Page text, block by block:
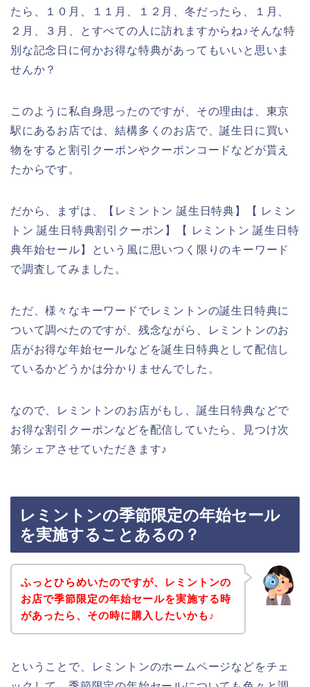
たら、１０月、１１月、１２月、冬だったら、１月、
２月、３月、とすべての人に訪れますからね♪そんな特
別な記念日に何かお得な特典があってもいいと思いま
せんか？
このように私自身思ったのですが、その理由は、東京
駅にあるお店では、結構多くのお店で、誕生日に買い
物をすると割引クーポンやクーポンコードなどが貰え
たからです。
だから、まずは、【レミントン 誕生日特典】【 レミン
トン 誕生日特典割引クーポン】【 レミントン 誕生日特
典年始セール】という風に思いつく限りのキーワード
で調査してみました。
ただ、様々なキーワードでレミントンの誕生日特典に
ついて調べたのですが、残念ながら、レミントンのお
店がお得な年始セールなどを誕生日特典として配信し
ているかどうかは分かりませんでした。
なので、レミントンのお店がもし、誕生日特典などで
お得な割引クーポンなどを配信していたら、見つけ次
第シェアさせていただきます♪
レミントンの季節限定の年始セール
を実施することあるの？
ふっとひらめいたのですが、レミントンの
お店で季節限定の年始セールを実施する時
があったら、その時に購入したいかも♪
ということで、レミントンのホームページなどをチェ